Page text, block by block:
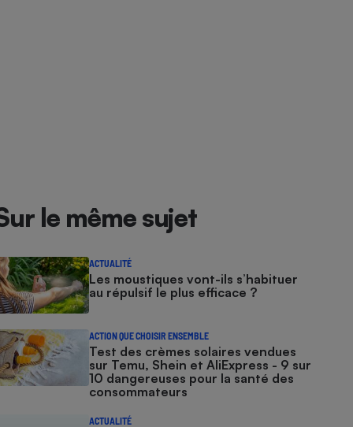
le même sujet
ACTUALITÉ
Les moustiques vont-ils s’habituer
au répulsif le plus efficace ?
ACTION QUE CHOISIR ENSEMBLE
Test des crèmes solaires vendues
sur Temu, Shein et AliExpress - 9 sur
10 dangereuses pour la santé des
consommateurs
ACTUALITÉ